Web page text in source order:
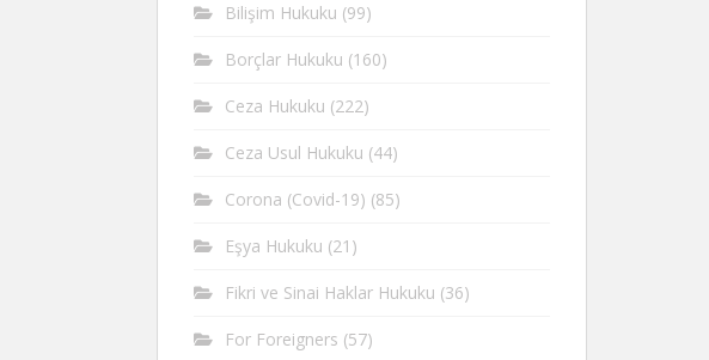
Bilişim Hukuku (99)
Borçlar Hukuku (160)
Ceza Hukuku (222)
Ceza Usul Hukuku (44)
Corona (Covid-19) (85)
Eşya Hukuku (21)
Fikri ve Sinai Haklar Hukuku (36)
For Foreigners (57)